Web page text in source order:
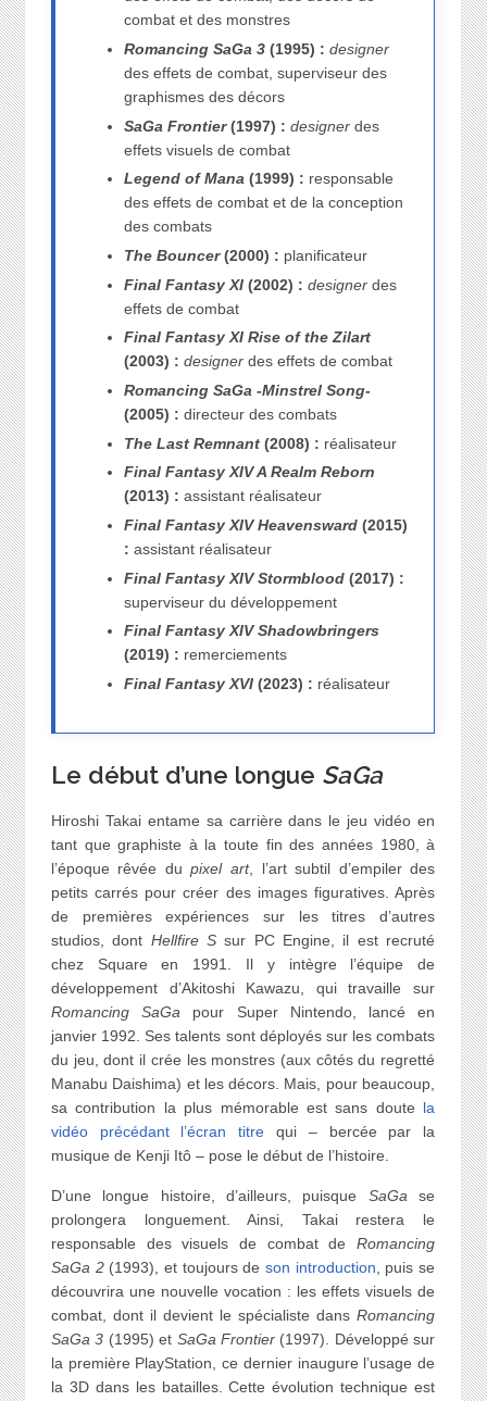
combat et des monstres
Romancing SaGa 3 (1995) : designer
des effets de combat, superviseur des
graphismes des décors
SaGa Frontier(1997) : designer des
effets visuels de combat
Legend of Mana (1999) : responsable
des effets de combat et de la conception
des combats
The Bouncer(2000) : planificateur
Final Fantasy XI (2002) : designer des
effets de combat
Final Fantasy XI Rise of the Zilart
(2003) : designer des effets de combat
Romancing SaGa -Minstrel Song-
(2005) : directeur des combats
The Last Remnant (2008) : réalisateur
Final Fantasy XIV A Realm Reborn
(2013) : assistant réalisateur
Final Fantasy XIV Heavensward (2015)
: assistant réalisateur
Final Fantasy XIV Stormblood (2017) :
superviseur du développement
Final Fantasy XIV Shadowbringers
(2019) : remerciements
Final Fantasy XVI (2023) : réalisateur
Le début d’une longue SaGa
Hiroshi Takai entame sa carrière dans le jeu vidéo en
tant que graphiste à la toute fin des années 1980, à
l’époque rêvée dupixel art, l’art subtil d’empiler des
petits carrés pour créer des images figuratives. Après
de premières expériences sur les titres d’autres
studios, dont Hellfire Ssur PC Engine, il est recruté
chez Square en 1991. Il y intègre l’équipe de
développement d’Akitoshi Kawazu, qui travaille sur
Romancing SaGa pour Super Nintendo, lancé en
janvier 1992. Ses talents sont déployés sur les combats
du jeu, dont il crée les monstres (aux côtés du regretté
Manabu Daishima) et les décors. Mais, pour beaucoup,
sa contribution la plus mémorable est sans doute la
vidéo précédant l’écran titre qui – bercée par la
musique de Kenji Itô – pose le début de l’histoire.
D’une longue histoire, d’ailleurs, puisque SaGase
prolongera longuement. Ainsi, Takai restera le
responsable des visuels de combat deRomancing
SaGa 2(1993), et toujours deson introduction, puis se
découvrira une nouvelle vocation : les effets visuels de
combat, dont il devient le spécialiste dansRomancing
SaGa 3 (1995) et SaGa Frontier(1997). Développé sur
la première PlayStation, ce dernier inaugure l’usage de
la 3D dans les batailles. Cette évolution technique est